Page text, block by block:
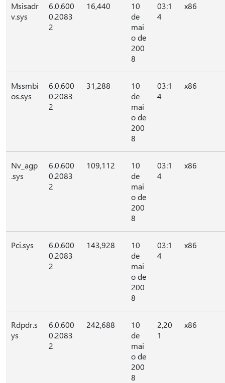
Msisadr
v.sys
6.0.600
0.2083
2
16,440
10
de
mai
o de
200
8
03:1
4
x86
Mssmbi
os.sys
6.0.600
0.2083
2
31,288
10
de
mai
o de
200
8
03:1
4
x86
Nv_agp
.sys
6.0.600
0.2083
2
109,112
10
de
mai
o de
200
8
03:1
4
x86
Pci.sys
6.0.600
0.2083
2
143,928
10
de
mai
o de
200
8
03:1
4
x86
Rdpdr.s
ys
6.0.600
0.2083
2
242,688
10
de
mai
o de
200
8
2,20
1
x86